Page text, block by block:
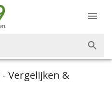
- Vergelijken &